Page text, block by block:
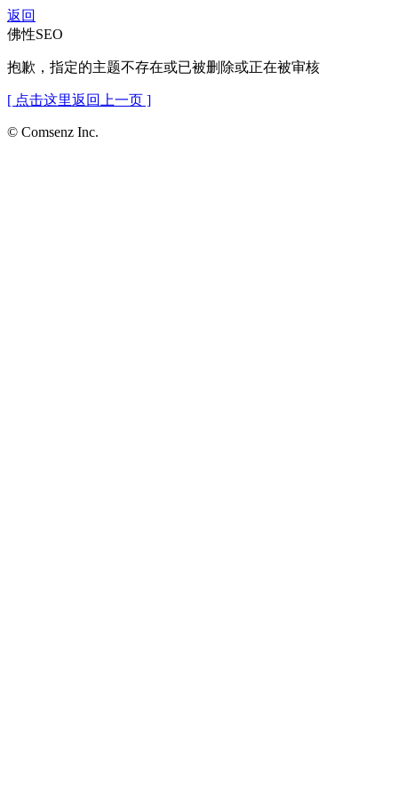
返回
佛性SEO
抱歉，指定的主题不存在或已被删除或正在被审核
[ 点击这里返回上一页 ]
© Comsenz Inc.